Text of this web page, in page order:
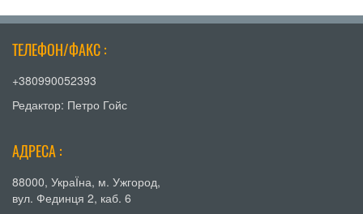
ТЕЛЕФОН/ФАКС :
+380990052393
Редактор: Петро Гойс
АДРЕСА :
88000, УкраЇна, м. Ужгород,
вул. Фединця 2, каб. 6